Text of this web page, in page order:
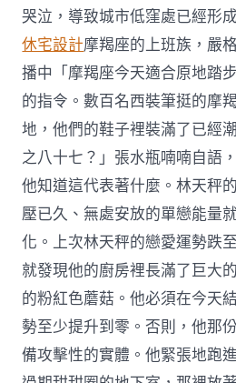
哭泣，導致城市低窪處已經形
休宅設計摩羯座的上班族，嚴
播中「摩羯座今天適合原地踏
的指令。數百名西裝筆挺的摩
地，他們的鞋子裡裝滿了已經
之八十七？」張水瓶喃喃自語
他知道這代表著什麼。林天秤
壓已久、無處安放的單戀能量
化。上次林天秤的戀愛運勢跌
就發現他的廚房裡長滿了巨大
的粉紅色蘑菇。他必須在今天
勢至少提升到零。否則，他那
備攻擊性的實體。他緊張地跑